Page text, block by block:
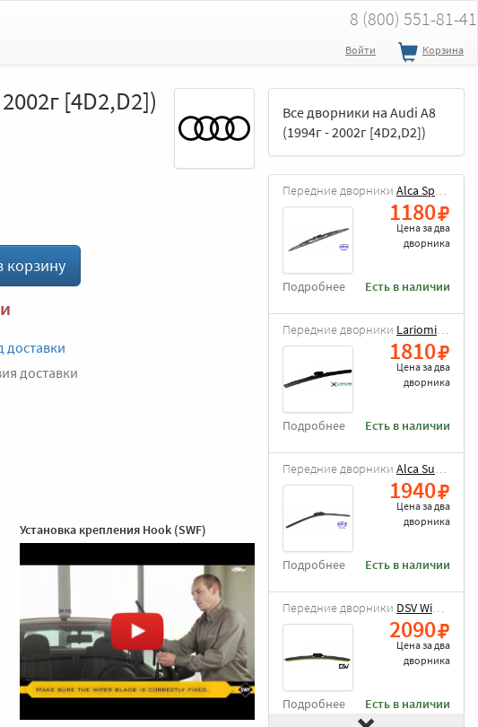
8 (800) 551-81-41
Войти Корзина
[4D2,D2])
корзину
доставки
доставки
Установка крепления Hook (SWF)
Все дворники на Audi A8
(1994г - 2002г [4D2,D2])
Передние дворники Alca Special
1180
Цена задва
дворника
Есть в наличии
Подробнее
Передние дворники Lariomi Hybrid
1810
Цена задва
дворника
Есть в наличии
Подробнее
Передние дворники Alca Super Flat
1940
Цена задва
дворника
Есть в наличии
Подробнее
Передние дворники DSV Wiper Blade
2090
Цена задва
дворника
Есть в наличии
Подробнее